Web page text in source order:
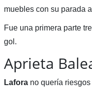
muebles con su parada
Fue una primera parte
gol.
Aprieta
Laforano quería riesgos